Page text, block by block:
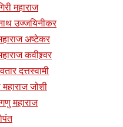
महाराज
उज्जयिनीकर
अष्टेकर
कवीश्र्वर
दत्तस्वामी
महाराज जोशी
महाराज